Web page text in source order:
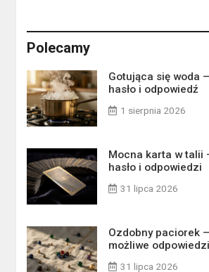
Polecamy
Gotująca się woda
hasło i odpowiedź
1 sierpnia 2026
Mocna karta w talii
hasło i odpowiedzi
31 lipca 2026
Ozdobny paciorek
możliwe odpowiedzi
31 lipca 2026